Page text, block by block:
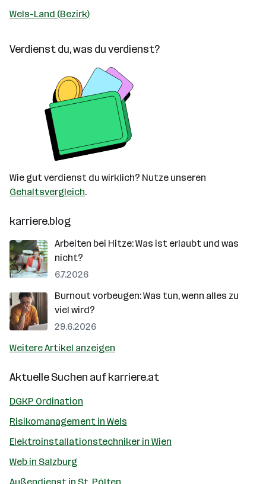
Wels-Land (Bezirk)
Verdienst du, was du verdienst?
Wie gut verdienst du wirklich? Nutze unseren
Gehaltsvergleich.
karriere.blog
Arbeiten bei Hitze: Was ist erlaubt und was
nicht?
6.7.2026
Burnout vorbeugen: Was tun, wenn alles zu
viel wird?
29.6.2026
Weitere Artikel anzeigen
Aktuelle Suchen aufkarriere.at
DGKP Ordination
Risikomanagement in Wels
Elektroinstallationstechniker in Wien
Web in Salzburg